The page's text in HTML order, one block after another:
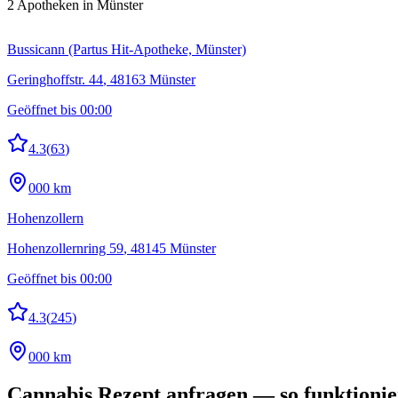
2 Apotheken in Münster
Bussicann (Partus Hit-Apotheke, Münster)
Geringhoffstr. 44, 48163 Münster
Geöffnet bis 00:00
4.3(63)
000 km
Hohenzollern
Hohenzollernring 59, 48145 Münster
Geöffnet bis 00:00
4.3(245)
000 km